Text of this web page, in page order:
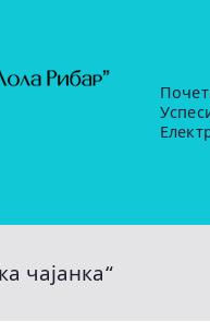
чајанка“